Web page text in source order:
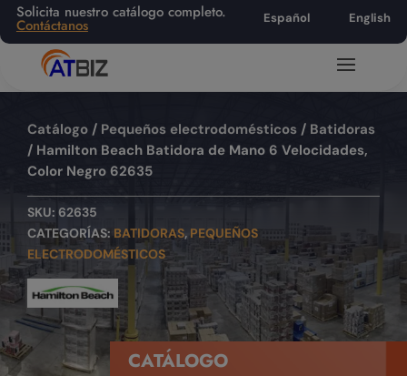
Solicita nuestro catálogo completo.
Contáctanos Español English
Catálogo / Pequeños electrodomésticos / Batidoras
/ Hamilton Beach Batidora de Mano 6 Velocidades,
Color Negro 62635
SKU: 62635
CATEGORÍAS: BATIDORAS, PEQUEÑOS
ELECTRODOMÉSTICOS
CATÁLOGO